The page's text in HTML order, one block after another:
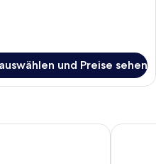
und Preise sehen